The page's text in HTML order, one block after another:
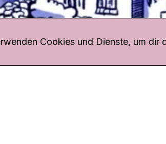
Rohrerstrasse 20
062 834 90 81
Cookies und Dienste, um dir